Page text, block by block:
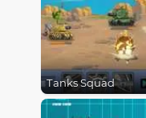
Tanks Squad